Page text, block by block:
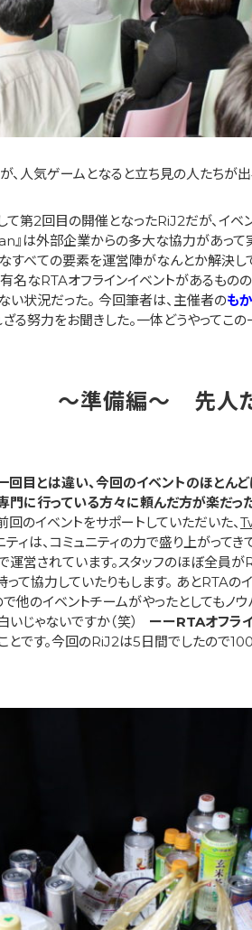
人気ゲームとなると立ち見の人たちが出
第2回目の開催となったRiJ2だが、イ
』は外部企業からの多大な協力があって
すべての要素を運営陣がなんとか解決し
有名なRTAオフラインイベントがあるも
い状況だった。 今回筆者は、主催者のもか
努力をお聞きした。一体どうやってこの
～準備編～ 先人
回目とは違い、今回のイベントのほとん
門に行っている方々に頼んだ方が楽だっ
のイベントをサポートしていただいた、
ィは、コミュニティの力で盛り上がって
運営されています。スタッフのほぼ全員
て協力していたりもします。 あとRTAの
他のイベントチームがやったとしてもノ
いじゃないですか（笑） ーーRTAオフラ
とです。今回のRiJ2は5日間でしたので